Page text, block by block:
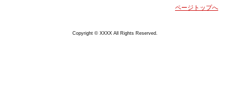
ページトップへ
Copyright © XXXX All Rights Reserved.